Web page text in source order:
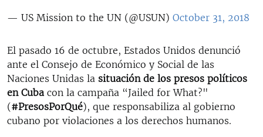
— US Mission to the UN (@USUN) October 31, 2018
El pasado 16 de octubre, Estados Unidos denunció
ante el Consejo de Económico y Social de las
Naciones Unidas la situación de los presos políticos
en Cuba con la campaña “Jailed for What?"
(#PresosPorQué), que responsabiliza al gobierno
cubano por violaciones a los derechos humanos.